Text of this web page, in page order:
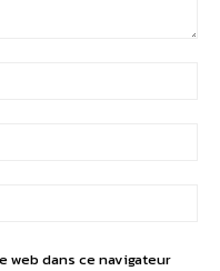
web dans ce navigateur